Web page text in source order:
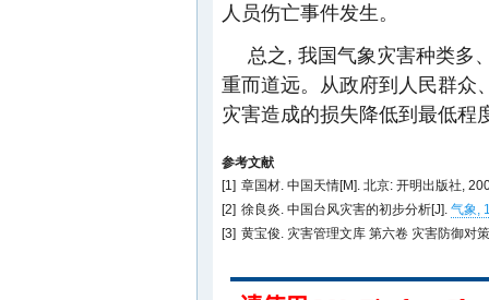
人员伤亡事件发生。
总之, 我国气象灾害种类多
重而道远。从政府到人民群众
灾害造成的损失降低到最低程
参考文献
[1] 章国材. 中国天情[M]. 北京: 开明出版社,
[2] 徐良炎. 中国台风灾害的初步分析[J]. 气象,
[3] 黄宝俊. 灾害管理文库 第六卷 灾害防御对